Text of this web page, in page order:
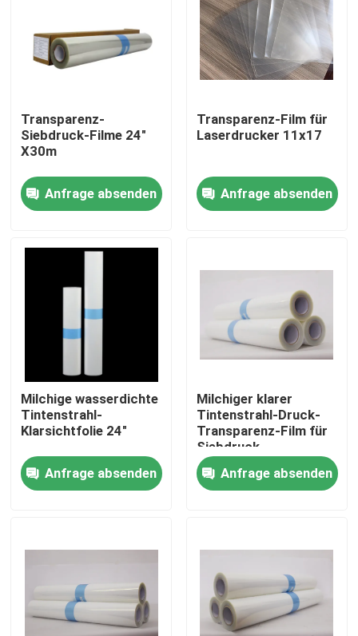
Fabrik Tour
Qualitätskontrolle
Kontakt
Nachrichten
Tintenstrahl X Ray Film
Transparenz-
Siebdruck-Filme 24"
X30m
Anfrage absenden
Transparenz-Film für
Laserdrucker 11x17
Anfrage absenden
Milchige wasserdichte
Tintenstrahl-
Klarsichtfolie 24"
Anfrage absenden
Milchiger klarer
Tintenstrahl-Druck-
Transparenz-Film für
Siebdruck
wasserdichte
HAUSTIER Basis
Anfrage absenden